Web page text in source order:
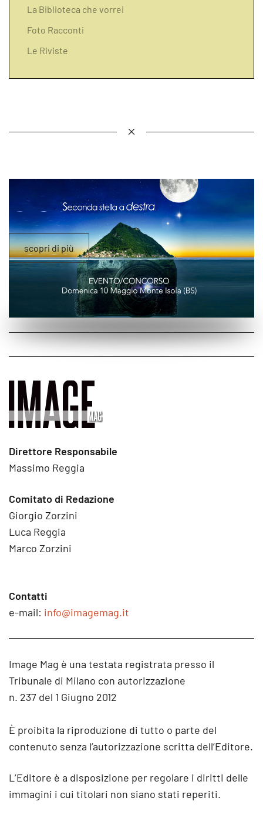
La Biblioteca che vorrei
Foto Racconti
Le Riviste
scopri di più
Direttore Responsabile
Massimo Reggia
Comitato di Redazione
Giorgio Zorzini
Luca Reggia
Marco Zorzini
Contatti
e-mail: info@imagemag.it
Image Mag è una testata registrata presso il
Tribunale di Milano con autorizzazione
n. 237 del 1 Giugno 2012
È proibita la riproduzione di tutto o parte del
contenuto senza l’autorizzazione scritta dell’Editore.
L’Editore è a disposizione per regolare i diritti delle
immagini i cui titolari non siano stati reperiti.